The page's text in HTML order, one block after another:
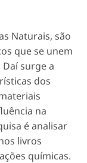
Naturais, são
que se unem
surge a
dos
na
é analisar
livros
químicas.